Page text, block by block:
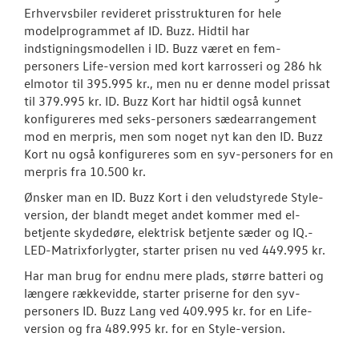
Erhvervsbiler revideret prisstrukturen for hele
modelprogrammet af ID. Buzz. Hidtil har
indstigningsmodellen i ID. Buzz været en fem-
personers Life-version med kort karrosseri og 286 hk
elmotor til 395.995 kr., men nu er denne model prissat
til 379.995 kr. ID. Buzz Kort har hidtil også kunnet
konfigureres med seks-personers sædearrangement
mod en merpris, men som noget nyt kan den ID. Buzz
Kort nu også konfigureres som en syv-personers for en
merpris fra 10.500 kr.
Ønsker man en ID. Buzz Kort i den veludstyrede Style-
version, der blandt meget andet kommer med el-
betjente skydedøre, elektrisk betjente sæder og IQ.-
LED-Matrixforlygter, starter prisen nu ved 449.995 kr.
Har man brug for endnu mere plads, større batteri og
længere rækkevidde, starter priserne for den syv-
personers ID. Buzz Lang ved 409.995 kr. for en Life-
version og fra 489.995 kr. for en Style-version.